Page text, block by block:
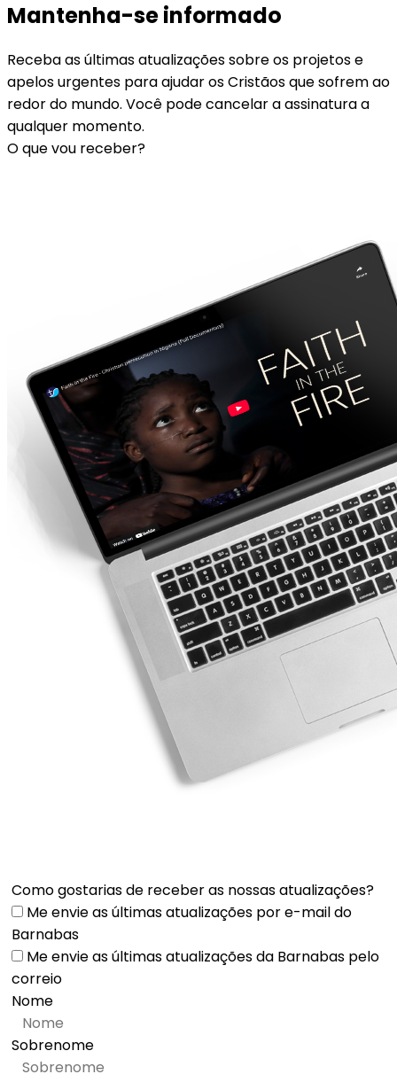
Mantenha-se informado
Receba as últimas atualizações sobre os projetos e
apelos urgentes para ajudar os Cristãos que sofrem ao
redor do mundo. Você pode cancelar a assinatura a
qualquer momento.
O que vou receber?
Como gostarias de receber as nossas atualizações?
Me envie as últimas atualizações por e-mail do
Barnabas
Me envie as últimas atualizações da Barnabas pelo
correio
Nome
Sobrenome